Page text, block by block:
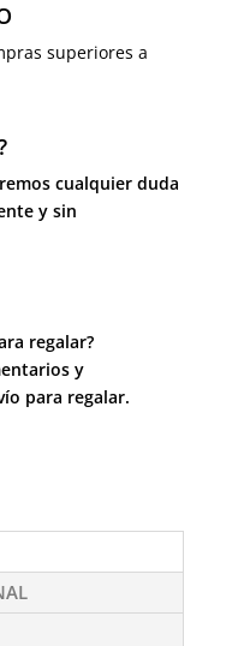
superiores a
cualquier duda
y sin
regalar?
y
para regalar.